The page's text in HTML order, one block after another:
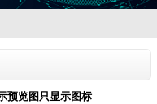
预览图只显示图标